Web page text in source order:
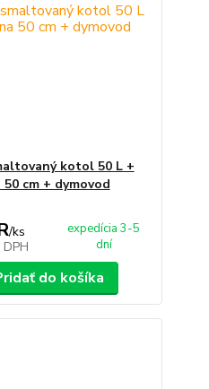
kotol 50 L +
cm + dymovod
/ks
expedícia 3-5
dní
do košíka